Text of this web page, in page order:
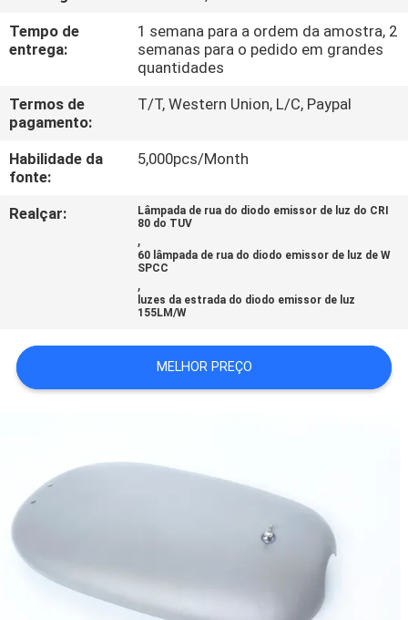
CONTACTE-
PEÇA
UMAS
CITAÇÕES
PRIVACY
Tempo de
entrega:
1 semana para a ordem da amostra, 2
semanas para o pedido em grandes
quantidades
Termos de
pagamento:
T/T, Western Union, L/C, Paypal
Habilidade da
fonte:
5,000pcs/Month
Realçar:
Lâmpada de rua do diodo emissor de luz do CRI
80 do TUV
,
60 lâmpada de rua do diodo emissor de luz de W
SPCC
,
luzes da estrada do diodo emissor de luz
155LM/W
MELHOR PREÇO